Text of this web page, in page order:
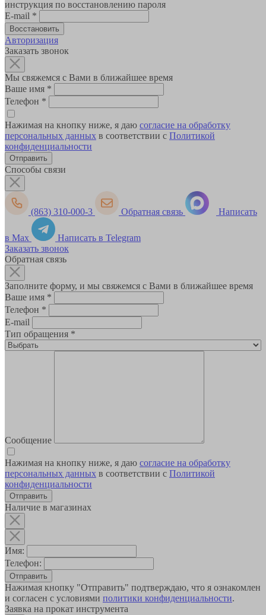
инструкция по восстановлению пароля
E-mail *
Авторизация
Заказать звонок
Мы свяжемся с Вами в ближайшее время
Ваше имя *
Телефон *
Нажимая на кнопку ниже, я даю согласие на обработку
персональных данных в соответствии с Политикой
конфиденциальности
Способы связи
(863) 310-000-3 Обратная связь Написать
в Max
Написать в Telegram
Заказать звонок
Обратная связь
Заполните форму, и мы свяжемся с Вами в ближайшее время
Ваше имя *
Телефон *
E-mail
Тип обращения *
Сообщение
Нажимая на кнопку ниже, я даю согласие на обработку
персональных данных в соответствии с Политикой
конфиденциальности
Наличие в магазинах
Имя:
Телефон:
Отправить
Нажимая кнопку "Отправить" подтверждаю, что я ознакомлен
и согласен с условиями политики конфиденциальности.
Заявка на прокат инструмента